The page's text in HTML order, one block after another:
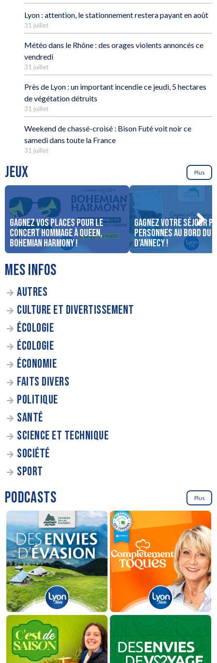
Lyon : attention, le stationnement restera payant en août
31 juillet
Météo dans le Rhône : des orages violents annoncés ce
vendredi
31 juillet
Près de Lyon : un important incendie ce jeudi, 5 hectares
de végétation détruits
31 juillet
Weekend de chassé-croisé : Bison Futé voit noir ce
samedi dans toute la France
31 juillet
JEUX Plus
Gagnez vos places pour le
concert Hommage à Queen,
Bohemian Harmony !
Gagnez votre séjour
personnes au bord du
d’Annecy !
MES INFOS
AUTRES
CULTURE ET DIVERTISSEMENT
ÉCOLOGIE
ÉCOLOGIE
ÉCONOMIE
FAITS DIVERS
POLITIQUE
SANTÉ
SCIENCE ET TECHNIQUE
SOCIÉTÉ
SPORT
PODCASTS Plus